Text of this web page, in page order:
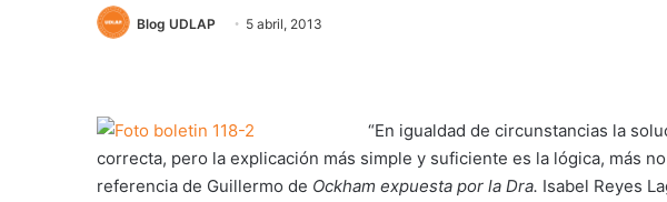
Blog UDLAP 5 abril, 2013
“En igualdad de circunstancias la
correcta, pero la explicación más simple y suficiente es la lógica, más
referencia de Guillermo de Ockham expuesta por la Dra. Isabel Reyes